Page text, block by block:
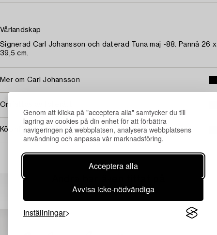
Genom att klicka på "acceptera alla" samtycker du till
lagring av cookies på din enhet för att förbättra
navigeringen på webbplatsen, analysera webbplatsens
användning och anpassa vår marknadsföring.
Acceptera alla
Avvisa icke-nödvändiga
Inställningar
Vårlandskap
Signerad Carl Johansson och daterad Tuna maj -88. Pannå 26 x
39,5 cm.
Mer om Carl Johansson
Omfattas av följerätt
Köpinformation